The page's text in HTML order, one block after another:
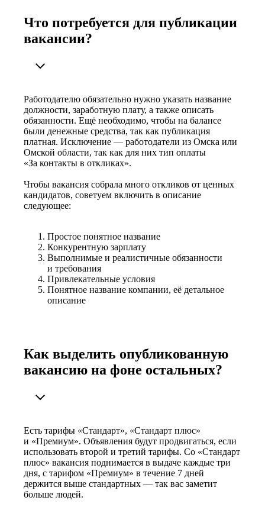
Что потребуется для публикации
вакансии?
Работодателю обязательно нужно указать название
должности, заработную плату, а также описать
обязанности. Ещё необходимо, чтобы на балансе
были денежные средства, так как публикация
платная. Исключение — работодатели из Омска или
Омской области, так как для них тип оплаты
«За контакты в откликах».
Чтобы вакансия собрала много откликов от ценных
кандидатов, советуем включить в описание
следующее:
Простое понятное название
Конкурентную зарплату
Выполнимые и реалистичные обязанности
и требования
Привлекательные условия
Понятное название компании, её детальное
описание
Как выделить опубликованную
вакансию на фоне остальных?
Есть тарифы «Стандарт», «Стандарт плюс»
и «Премиум». Объявления будут продвигаться, если
использовать второй и третий тарифы. Со «Стандарт
плюс» вакансия поднимается в выдаче каждые три
дня, с тарифом «Премиум» в течение 7 дней
держится выше стандартных — так вас заметит
больше людей.